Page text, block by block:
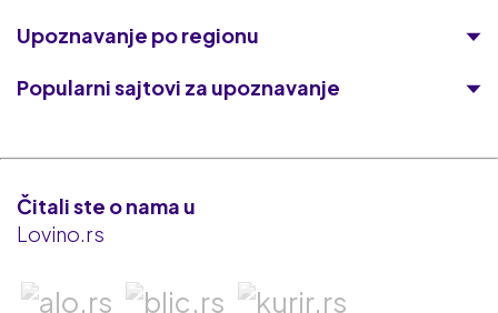
Upoznavanje po regionu
Popularni sajtovi za upoznavanje
HousewifeWanted
Lov.net
Planet Romeo
Čitali ste o nama u
Lovino.rs